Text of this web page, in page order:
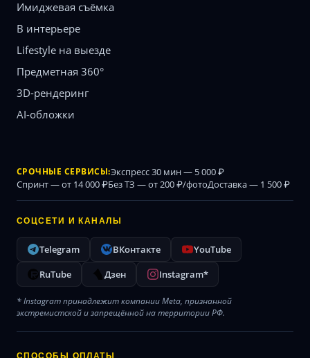
Имиджевая съёмка
В интерьере
Lifestyle на выезде
Предметная 360°
3D-рендеринг
AI-обложки
СРОЧНЫЕ СЕРВИСЫ:Экспресс 30 мин — 5 000 ₽
Спринт — от 14 000 ₽Без ТЗ — от 200 ₽/фотоДоставка — 1 500 ₽
СОЦСЕТИ И КАНАЛЫ
Telegram ВКонтакте
YouTube
RuTube
Дзен Instagram*
* Instagram принадлежит компании Meta, признанной
экстремистской и запрещённой на территории РФ.
СПОСОБЫ ОПЛАТЫ